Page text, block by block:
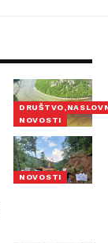
NOVOSTI
NOVOSTI